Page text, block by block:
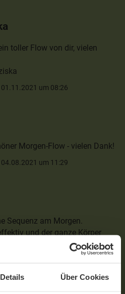
Details Über Cookies
toller Flow von dir, vielen
um 08:26
Morgen-Flow - vielen Dank!
um 11:29
Sequenz am Morgen.
und der ganze Körper
mobilisiert. Danke!